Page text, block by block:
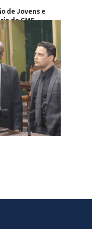
de Jovens e
da CMS